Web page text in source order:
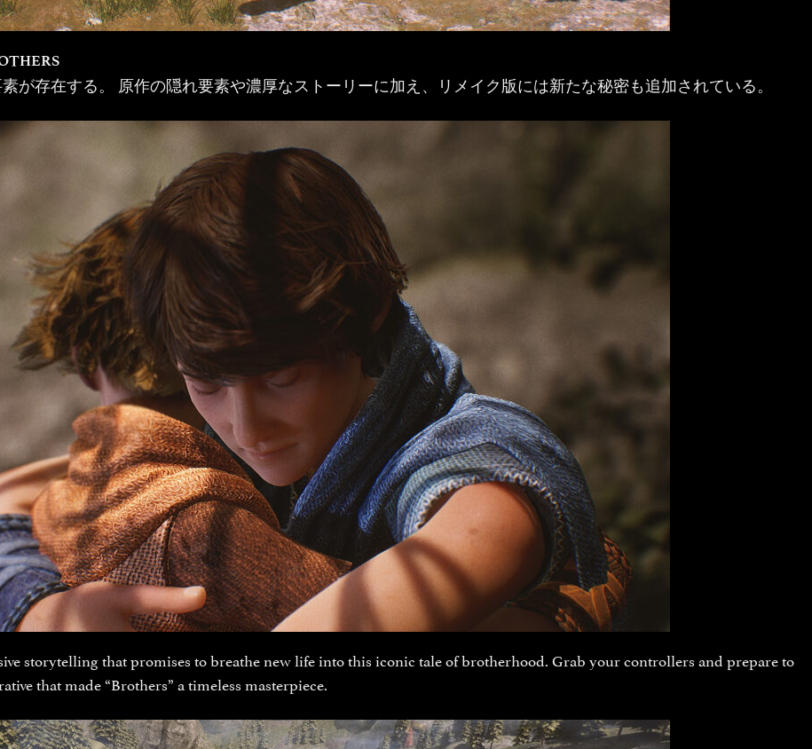
が存在する。 原作の隠れ要素や濃厚なストーリーに加え、リメイク版には新たな秘密も追加されている。
storytelling that promises to breathe new life into this iconic tale of brotherhood. Grab your controllers and prepare to
that made “Brothers” a timeless masterpiece.